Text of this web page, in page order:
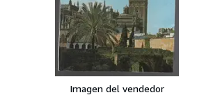
Imagen del vendedor